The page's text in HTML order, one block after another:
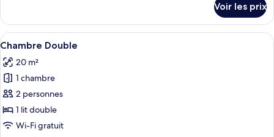
le
type
de
Chambre
Simple
Voir les prix
Afficher
toutes
les
photos
pour
ce
type
5
Chambre Double
20 m²
1 chambre
2 personnes
1 lit double
Wi-Fi gratuit